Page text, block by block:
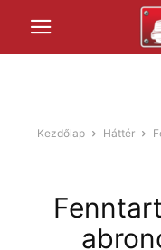
Kezdőlap Háttér